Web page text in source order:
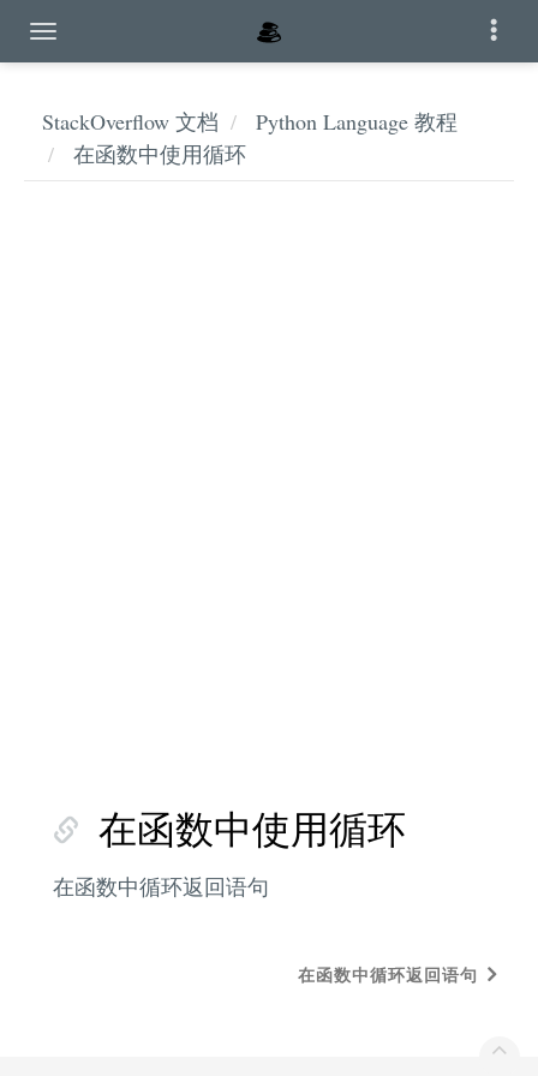
StackOverflow 文档
Python Language 教程
在函数中使用循环
在函数中使用循环
在函数中循环返回语句
在函数中循环返回语句